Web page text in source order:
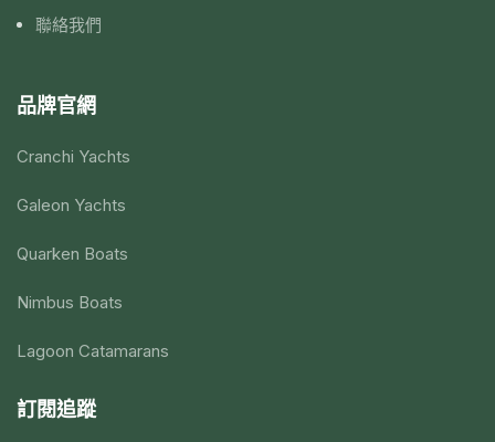
聯絡我們
品牌官網
Cranchi Yachts
Galeon Yachts
Quarken Boats
Nimbus Boats
Lagoon Catamarans
訂閱追蹤